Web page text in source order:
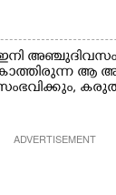
അഞ്ചുദിവസം
ആ
ADVERTISEMENT